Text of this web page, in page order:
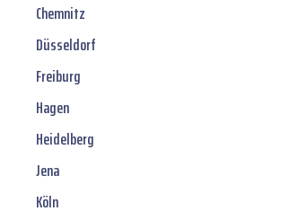
Chemnitz
Düsseldorf
Freiburg
Hagen
Heidelberg
Jena
Köln